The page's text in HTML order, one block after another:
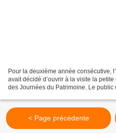
Pour la deuxième année consécutive,
avait décidé d’ouvrir à la visite la
des Journées du Patrimoine. Le
< Page précédente